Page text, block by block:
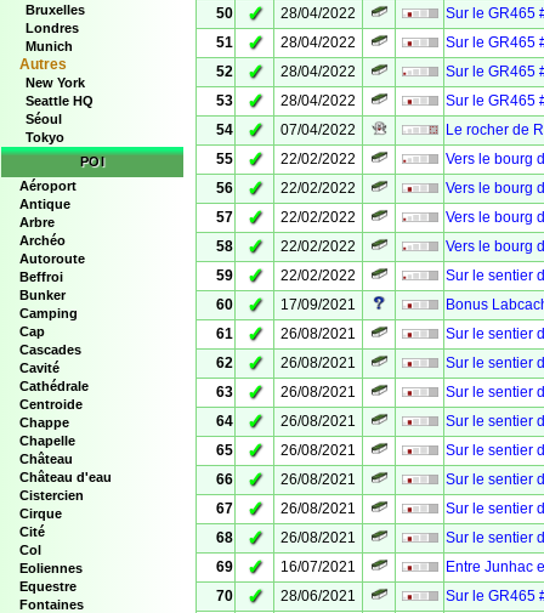
Bruxelles
Londres
Munich
Autres
New York
Seattle HQ
Séoul
Tokyo
POI
Aéroport
Antique
Arbre
Archéo
Autoroute
Beffroi
Bunker
Camping
Cap
Cascades
Cavité
Cathédrale
Centroide
Chappe
Chapelle
Château
Château d'eau
Cistercien
Cirque
Cité
Col
Eoliennes
Equestre
Fontaines
50
✓ 28/04/2022
Sur le GR465
51
✓ 28/04/2022
Sur le GR465
52
✓ 28/04/2022
Sur le GR465
53
✓ 28/04/2022
Sur le GR465
54
✓ 07/04/2022
Le rocher de
55
✓ 22/02/2022
Vers le bourg
56
✓ 22/02/2022
Vers le bourg
57
✓ 22/02/2022
Vers le bourg
58
✓ 22/02/2022
Vers le bourg
59
✓ 22/02/2022
Sur le sentier
60
✓ 17/09/2021
Bonus
61
✓ 26/08/2021
Sur le sentier
62
✓ 26/08/2021
Sur le sentier
63
✓ 26/08/2021
Sur le sentier
64
✓ 26/08/2021
Sur le sentier
65
✓ 26/08/2021
Sur le sentier
66
✓ 26/08/2021
Sur le sentier
67
✓ 26/08/2021
Sur le sentier
68
✓ 26/08/2021
Sur le sentier
69
✓ 16/07/2021
Entre Junhac
70
✓ 28/06/2021
Sur le GR465